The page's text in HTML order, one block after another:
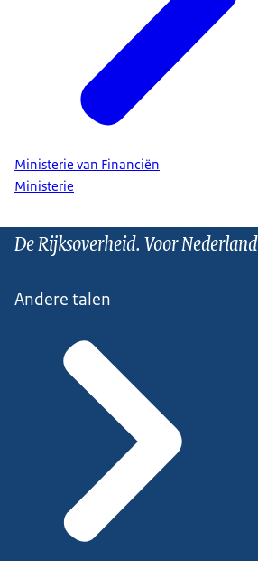
Ministerie van Financiën
Ministerie
De Rijksoverheid. Voor Nederland
Andere talen